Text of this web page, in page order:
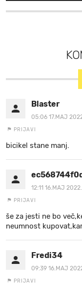
Blaster
05:06 17.MAJ
PRIJAVI
bicikel stane manj.
12:11 16.MAJ 2022.
PRIJAVI
še za jesti ne bo
neumnost
Fredi34
09:39 16.MAJ
PRIJAVI